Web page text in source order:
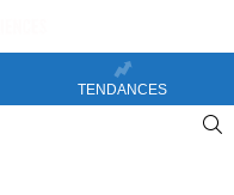
TENDANCES